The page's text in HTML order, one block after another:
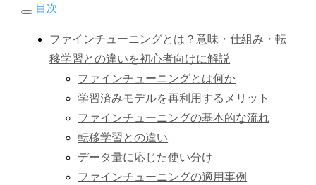
目次
ファインチューニングとは？意味・仕組み・転
移学習との違いを初心者向けに解説
ファインチューニングとは何か
学習済みモデルを再利用するメリット
ファインチューニングの基本的な流れ
転移学習との違い
データ量に応じた使い分け
ファインチューニングの適用事例